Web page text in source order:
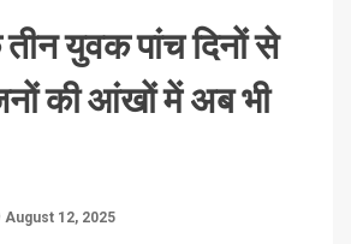
युवक पांच दिनों से
की आंखों में अब भी
August 12, 2025